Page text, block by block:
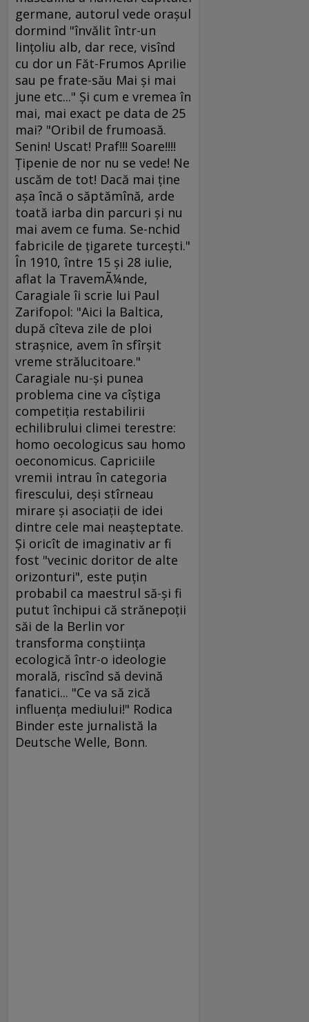
germane, autorul vede oraşul
dormind "învălit într-un
linţoliu alb, dar rece, visînd
cu dor un Făt-Frumos Aprilie
sau pe frate-său Mai şi mai
june etc..." Şi cum e vremea în
mai, mai exact pe data de 25
mai? "Oribil de frumoasă.
Senin! Uscat! Praf!!! Soare!!!!
Ţipenie de nor nu se vede! Ne
uscăm de tot! Dacă mai ţine
aşa încă o săptămînă, arde
toată iarba din parcuri şi nu
mai avem ce fuma. Se-nchid
fabricile de ţigarete turceşti."
În 1910, între 15 şi 28 iulie,
aflat la TravemÃ¼nde,
Caragiale îi scrie lui Paul
Zarifopol: "Aici la Baltica,
după cîteva zile de ploi
straşnice, avem în sfîrşit
vreme strălucitoare."
Caragiale nu-şi punea
problema cine va cîştiga
competiţia restabilirii
echilibrului climei terestre:
homo oecologicus sau homo
oeconomicus. Capriciile
vremii intrau în categoria
firescului, deşi stîrneau
mirare şi asociaţii de idei
dintre cele mai neaşteptate.
Şi oricît de imaginativ ar fi
fost "vecinic doritor de alte
orizonturi", este puţin
probabil ca maestrul să-şi fi
putut închipui că strănepoţii
săi de la Berlin vor
transforma conştiinţa
ecologică într-o ideologie
morală, riscînd să devină
fanatici... "Ce va să zică
influenţa mediului!" Rodica
Binder este jurnalistă la
Deutsche Welle, Bonn.